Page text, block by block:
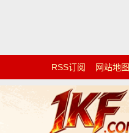
RSS订阅 网站地图